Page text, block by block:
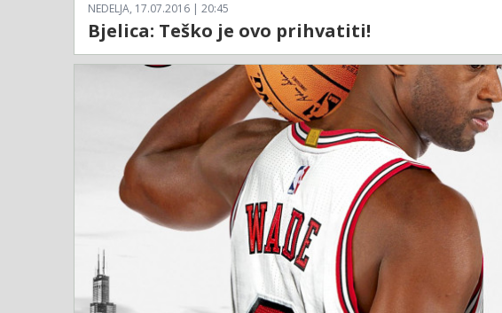
NEDELJA, 17.07.2016 | 20:45
Bjelica: Teško je ovo prihvatiti!